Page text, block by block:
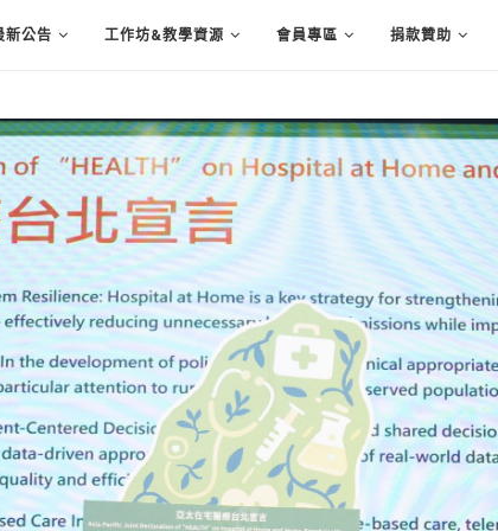
新公告 工作坊&教學資源 會員專區 捐款贊助